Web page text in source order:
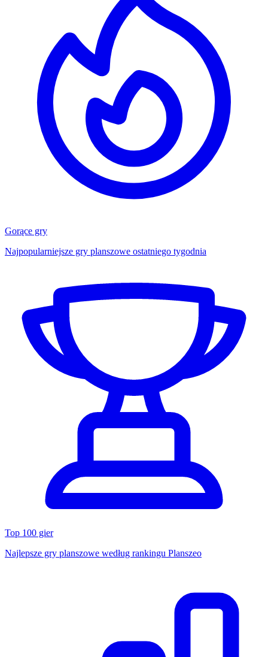
Gorące gry
Najpopularniejsze gry planszowe ostatniego tygodnia
Top 100 gier
Najlepsze gry planszowe według rankingu Planszeo